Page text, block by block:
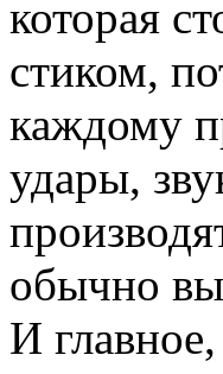
которая
стиком,
каждому
удары,
обычно
И